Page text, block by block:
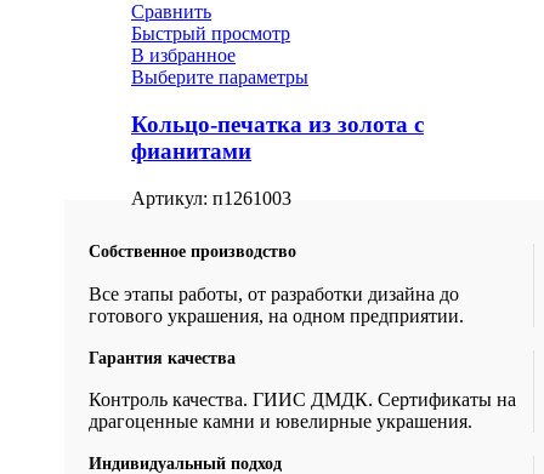
Сравнить
Быстрый просмотр
В избранное
Выберите параметры
Кольцо-печатка из золота с
фианитами
Артикул: п1261003
Собственное производство
Все этапы работы, от разработки дизайна до
готового украшения, на одном предприятии.
Гарантия качества
Контроль качества. ГИИС ДМДК. Сертификаты на
драгоценные камни и ювелирные украшения.
Индивидуальный подход